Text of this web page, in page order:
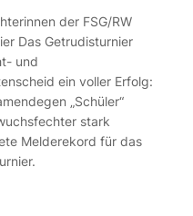
der FSG/RW
Das Getrudisturnier
und
ein voller Erfolg:
„Schüler“
stark
Melderekord für das